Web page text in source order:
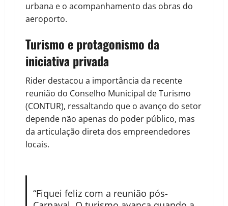
urbana e o acompanhamento das obras do
aeroporto.
Turismo e protagonismo da
iniciativa privada
Rider destacou a importância da recente
reunião do Conselho Municipal de Turismo
(CONTUR), ressaltando que o avanço do setor
depende não apenas do poder público, mas
da articulação direta dos empreendedores
locais.
“Fiquei feliz com a reunião pós-